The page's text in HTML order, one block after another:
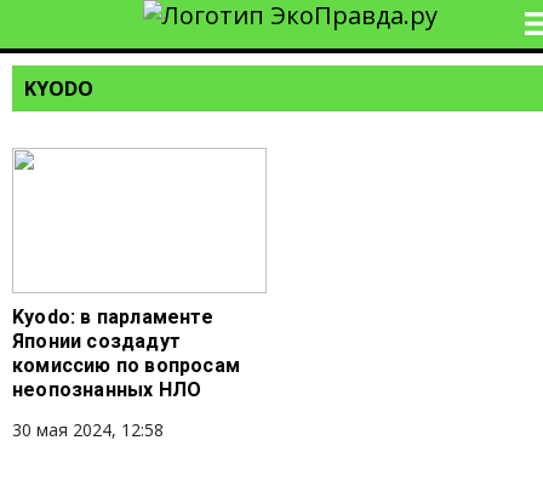
KYODO
Kyodo: в парламенте
Японии создадут
комиссию по вопросам
неопознанных НЛО
30 мая 2024, 12:58